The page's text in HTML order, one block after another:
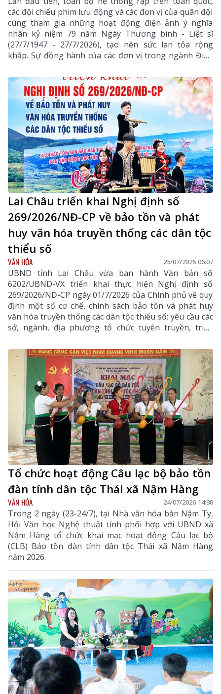
các đội chiếu phim lưu động và các đơn vị của quân đội
cùng tham gia những hoạt động điện ảnh ý nghĩa
nhân kỷ niệm 79 năm Ngày Thương binh - Liệt sĩ
(27/7/1947 - 27/7/2026), tạo nên sức lan tỏa rộng
khắp. Sự đồng hành của các đơn vị trong ngành Điện
ảnh cùng sự hưởng ứng của công chúng đem lại động
lực cho dòng phim đề tài lịch sử, cách mạng bước vào
một chặng đường phát triển mới.
Lai Châu triển khai Nghị định số
269/2026/NĐ-CP về bảo tồn và phát
huy văn hóa truyền thống các dân tộc
thiểu số
VĂN HÓA 25/07/2026 06:07
UBND tỉnh Lai Châu vừa ban hành Văn bản số
6202/UBND-VX triển khai thực hiện Nghị định số
269/2026/NĐ-CP ngày 01/7/2026 của Chính phủ về quy
định một số cơ chế, chính sách bảo tồn và phát huy
văn hóa truyền thống các dân tộc thiểu số; yêu cầu các
sở, ngành, địa phương tổ chức tuyên truyền, triển
khai đồng bộ các nhiệm vụ theo quy định, góp phần
gìn giữ và phát huy bản sắc văn hóa các dân tộc trên
địa bàn tỉnh.
Tổ chức hoạt động Câu lạc bộ bảo tồn
đàn tính dân tộc Thái xã Nậm Hàng
VĂN HÓA 24/07/2026 14:30
Trong 2 ngày (23-24/7), tại Nhà văn hóa bản Nậm Ty,
Hội Văn học Nghệ thuật tỉnh phối hợp với UBND xã
Nậm Hàng tổ chức khai mạc hoạt động Câu lạc bộ
(CLB) Bảo tồn đàn tính dân tộc Thái xã Nậm Hàng
năm 2026.